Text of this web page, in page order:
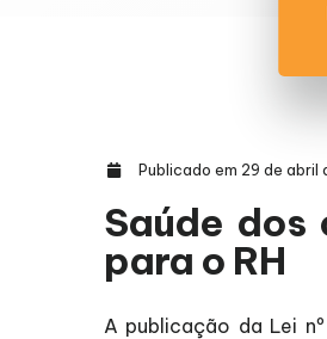
Publicado em 29 de abril
Saúde dos
para o RH
A publicação da Lei